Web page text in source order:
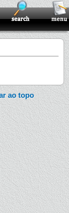
ao topo